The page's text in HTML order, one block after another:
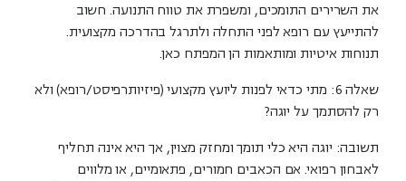
את השרירים התומכים, ומשפרת את טווח התנועה. חשוב
להתייעץ עם רופא לפני התחלה ולתרגל בהדרכה מקצועית.
תנוחות איטיות ומותאמות הן המפתח כאן.
שאלה 6: מתי כדאי לפנות ליועץ מקצועי (פיזיותרפיסט/רופא) ולא
רק להסתמך על יוגה?
תשובה: יוגה היא כלי תומך ומחזק מצוין, אך היא אינה תחליף
לאבחון רפואי. אם הכאבים חמורים, פתאומיים, או מלווים